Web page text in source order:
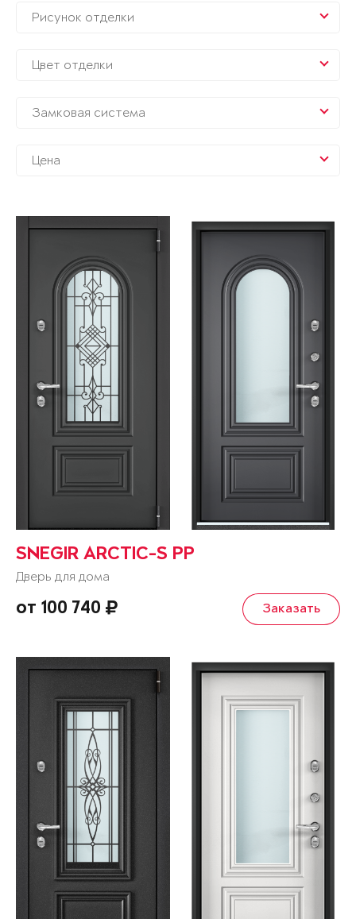
Рисунок отделки
Цвет отделки
Замковая система
Цена
SNEGIR ARCTIC-S PP
Дверь для дома
от 100 740 Заказать